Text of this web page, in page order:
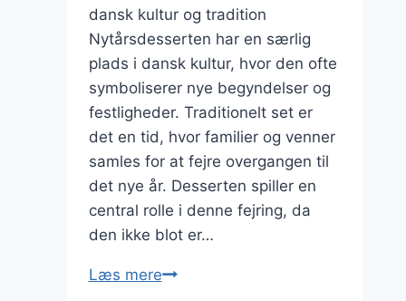
dansk kultur og tradition
Nytårsdesserten har en særlig
plads i dansk kultur, hvor den ofte
symboliserer nye begyndelser og
festligheder. Traditionelt set er
det en tid, hvor familier og venner
samles for at fejre overgangen til
det nye år. Desserten spiller en
central rolle i denne fejring, da
den ikke blot er…
Læs mereNytårsdessert